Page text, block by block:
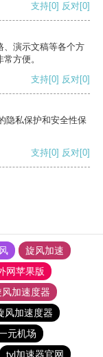
支持[0] 反对[0]
、演示文稿等各个方
方便。
支持[0] 反对[0]
隐私保护和安全性保
支持[0] 反对[0]
旋风加速
网苹果版
风加速度器
风加速度器
元机场
tyl加速器官网